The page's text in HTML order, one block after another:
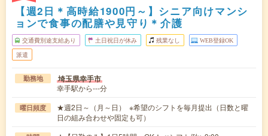
【週2日＊高時給1900円～】シニア向けマンシ
ョンで食事の配膳や見守り＊介護
交通費別途支給あり 土日祝日が休み 残業なし WEB登録OK
派遣
勤務地 埼玉県幸手市
幸手駅から---分
曜日頻度
★週2日～（月～日） ※希望のシフトを毎月提出（日数と曜
日の組み合わせや固定も可）